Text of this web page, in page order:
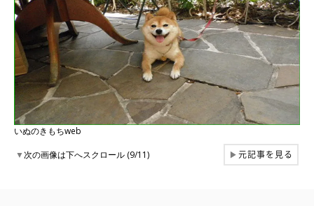
いぬのきもちweb
▼次の画像は下へスクロール (9/11) ▶元記事を見る